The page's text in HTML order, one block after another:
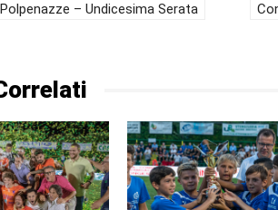
– Undicesima Serata